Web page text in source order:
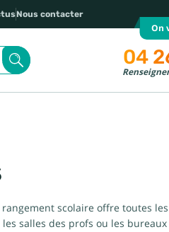
Nous contacter
On
04
scolaire offre toutes
salles des profs ou les